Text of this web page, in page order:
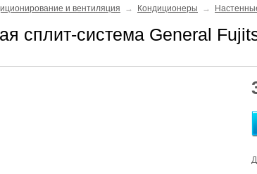
и вентиляция Кондиционеры
сплит-система General